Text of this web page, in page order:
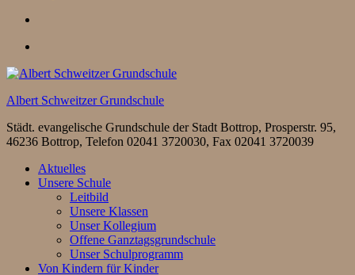
Albert Schweitzer Grundschule
Städt. evangelische Grundschule der Stadt Bottrop, Prosperstr. 95,
46236 Bottrop, Telefon 02041 3720030, Fax 02041 3720039
Aktuelles
Unsere Schule
Leitbild
Unsere Klassen
Unser Kollegium
Offene Ganztagsgrundschule
Unser Schulprogramm
Von Kindern für Kinder